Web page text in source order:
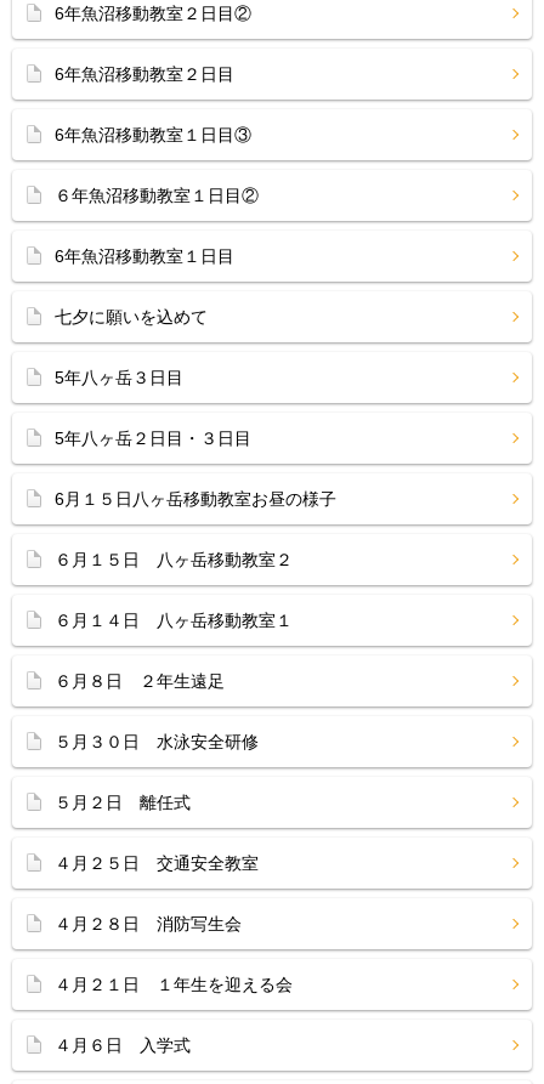
6年魚沼移動教室２日目②
6年魚沼移動教室２日目
6年魚沼移動教室１日目③
６年魚沼移動教室１日目②
6年魚沼移動教室１日目
七夕に願いを込めて
5年八ヶ岳３日目
5年八ヶ岳２日目・３日目
6月１５日八ヶ岳移動教室お昼の様子
６月１５日 八ヶ岳移動教室２
６月１４日 八ヶ岳移動教室１
６月８日 ２年生遠足
５月３０日 水泳安全研修
５月２日 離任式
４月２５日 交通安全教室
４月２８日 消防写生会
４月２１日 １年生を迎える会
４月６日 入学式